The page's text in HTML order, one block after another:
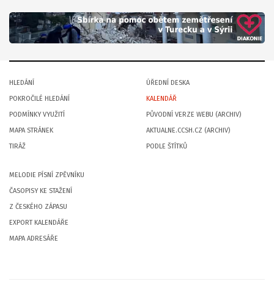
HLEDÁNÍ
POKROČILÉ HLEDÁNÍ
PODMÍNKY VYUŽITÍ
MAPA STRÁNEK
TIRÁŽ
ÚŘEDNÍ DESKA
KALENDÁŘ
PŮVODNÍ VERZE WEBU (ARCHIV)
AKTUALNE.CCSH.CZ (ARCHIV)
PODLE ŠTÍTKŮ
MELODIE PÍSNÍ ZPĚVNÍKU
ČASOPISY KE STAŽENÍ
Z ČESKÉHO ZÁPASU
EXPORT KALENDÁŘE
MAPA ADRESÁŘE